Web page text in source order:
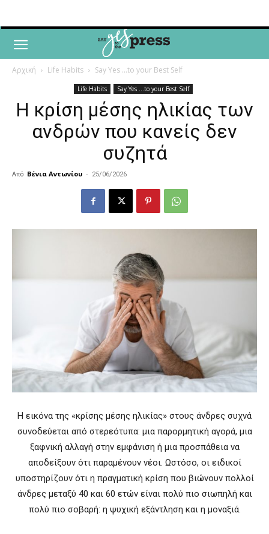
Αρχική Life Habits Say Yes ...to your Best Self
Life Habits Say Yes ...to your Best Self
Η κρίση μέσης ηλικίας των
ανδρών που κανείς δεν
συζητά
Από Βένια Αντωνίου - 25/06/2026
Η εικόνα της «κρίσης μέσης ηλικίας» στους άνδρες συχνά
συνοδεύεται από στερεότυπα: μια παρορμητική αγορά, μια
ξαφνική αλλαγή στην εμφάνιση ή μια προσπάθεια να
αποδείξουν ότι παραμένουν νέοι. Ωστόσο, οι ειδικοί
υποστηρίζουν ότι η πραγματική κρίση που βιώνουν πολλοί
άνδρες μεταξύ 40 και 60 ετών είναι πολύ πιο σιωπηλή και
πολύ πιο σοβαρή: η ψυχική εξάντληση και η μοναξιά.